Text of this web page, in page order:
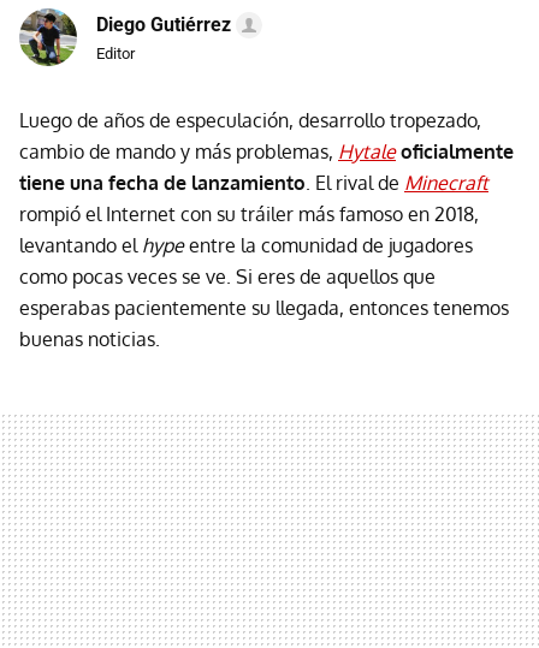
Diego Gutiérrez
Editor
Luego de años de especulación, desarrollo tropezado,
cambio de mando y más problemas, Hytale oficialmente
tiene una fecha de lanzamiento. El rival de Minecraft
rompió el Internet con su tráiler más famoso en 2018,
levantando el hypeentre la comunidad de jugadores
como pocas veces se ve. Si eres de aquellos que
esperabas pacientemente su llegada, entonces tenemos
buenas noticias.